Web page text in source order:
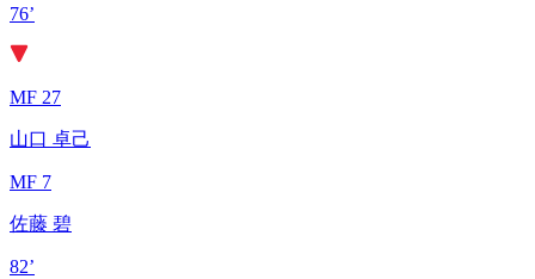
76’
MF 27
山口 卓己
MF 7
佐藤 碧
82’